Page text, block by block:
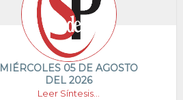
MIÉRCOLES 05 DE AGOSTO
DEL 2026
Leer Síntesis...